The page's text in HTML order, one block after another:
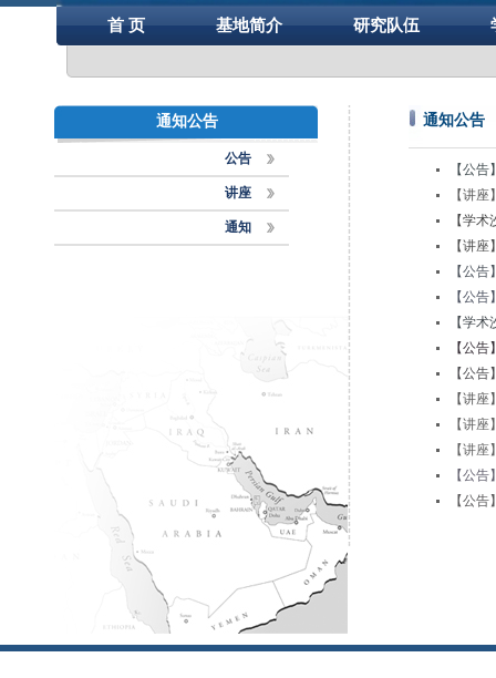
首 页 基地简介 研究队伍
通知公告
公告
讲座
通知
通知公告
【公
【讲
【学
【讲
【公
【公
【学
【公
【公
【讲
【讲
【讲
【公
【公